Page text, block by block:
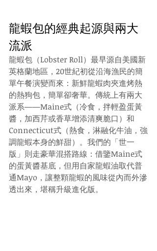
龍蝦包的經典起源與兩大
流派
龍蝦包（Lobster Roll）最早源自美國新
英格蘭地區，20世紀初從沿海漁民的簡
單午餐演變而來：新鮮龍蝦肉夾進烤熱
的熱狗包，簡單卻奢華。傳統上有兩大
派系——Maine式（冷食，拌輕盈蛋黃
醬，加西芹或香草增添清爽脆口）和
Connecticut式（熱食，淋融化牛油，強
調龍蝦本身的鮮甜）。我們的「世一
版」則走豪華混搭路線：借鑒Maine式
的蛋黃醬基底，但用自家龍蝦油取代普
通Mayo，讓整顆龍蝦的風味從內而外滲
透出來，堪稱升級進化版。